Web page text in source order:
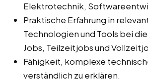
Elektrotechnik,
Praktische Erfahrung in
Technologien und Tools bei
Jobs, Teilzeitjobs und
Fähigkeit, komplexe
verständlich zu erklären.